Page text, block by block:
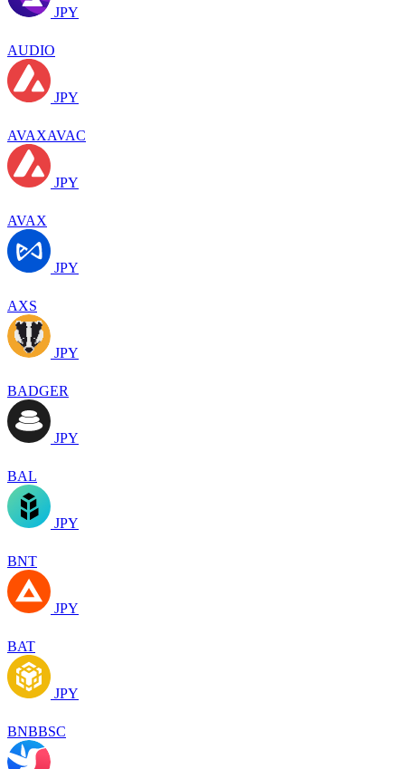
JPY
AUDIO
JPY
AVAXAVAC
JPY
AVAX
JPY
AXS
JPY
BADGER
JPY
BAL
JPY
BNT
JPY
BAT
JPY
BNBBSC